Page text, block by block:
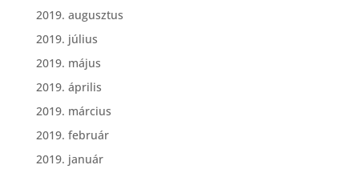
2019. augusztus
2019. július
2019. május
2019. április
2019. március
2019. február
2019. január